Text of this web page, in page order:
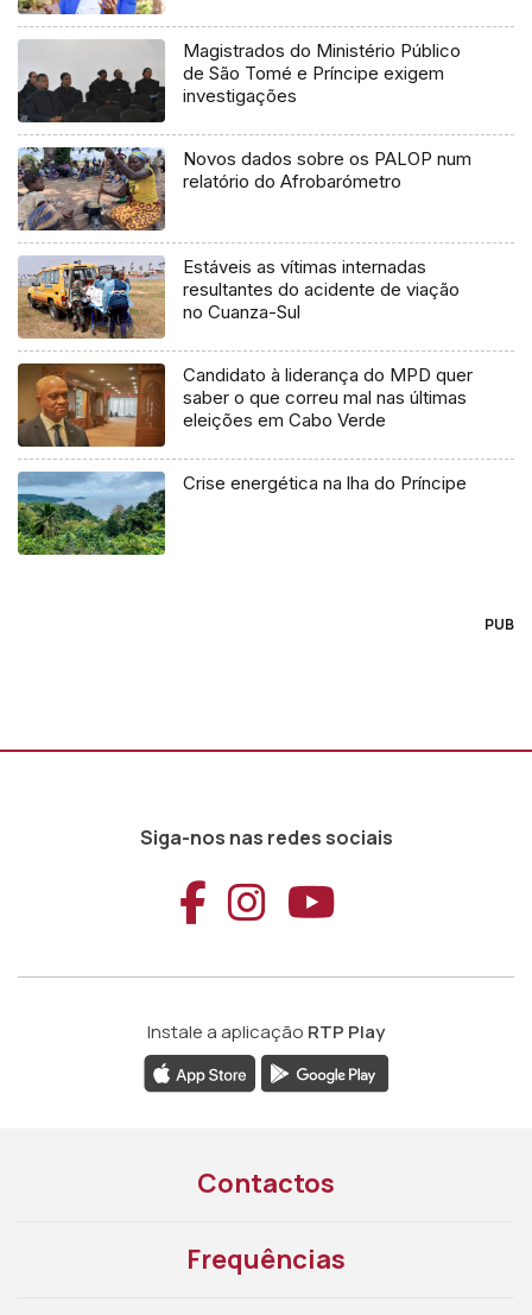
Magistrados do Ministério Público
de São Tomé e Príncipe exigem
investigações
Novos dados sobre os PALOP num
relatório do Afrobarómetro
Estáveis as vítimas internadas
resultantes do acidente de viação
no Cuanza-Sul
Candidato à liderança do MPD quer
saber o que correu mal nas últimas
eleições em Cabo Verde
Crise energética na lha do Príncipe
PUB
Siga-nos nas redes sociais
Aceder ao
Aceder ao
Aceder
Instale a aplicação RTP Play
Contactos
Frequências